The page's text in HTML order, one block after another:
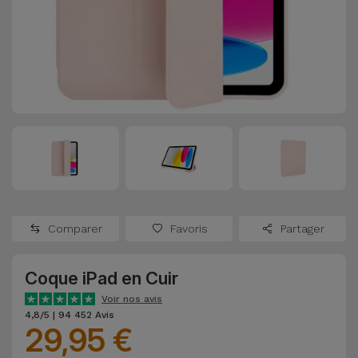
Xiaomi
Oppo
OnePlus
Dyson
TCL
Reconditionnés
Reconditionnés
Reconditionnées
Voir
tout
Protections
d'Écran
Batteries
Externes
et
Enceintes
Montres
Comparer Favoris Partager
Coque iPad en Cuir
Voir nos avis
4,8/5 | 94 452 Avis
29,95 €